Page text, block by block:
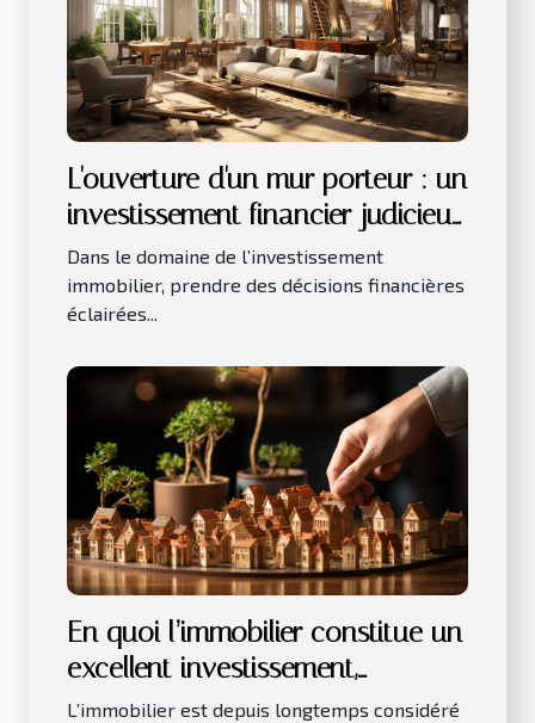
L'ouverture d'un mur porteur : un
investissement financier judicieux
pour votre bien immobilier
Dans le domaine de l’investissement
immobilier, prendre des décisions financières
éclairées...
En quoi l’immobilier constitue un
excellent investissement,
notamment sur le long terme ?
L’immobilier est depuis longtemps considéré